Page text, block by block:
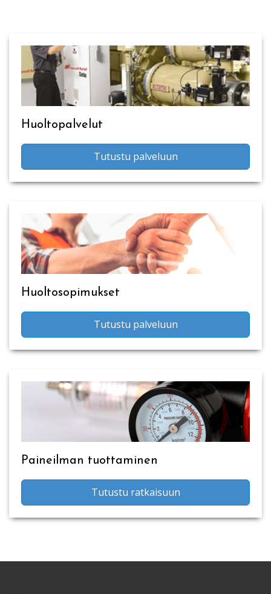
Huoltopalvelut
Tutustu palveluun
Huoltosopimukset
Tutustu palveluun
Paineilman tuottaminen
Tutustu ratkaisuun